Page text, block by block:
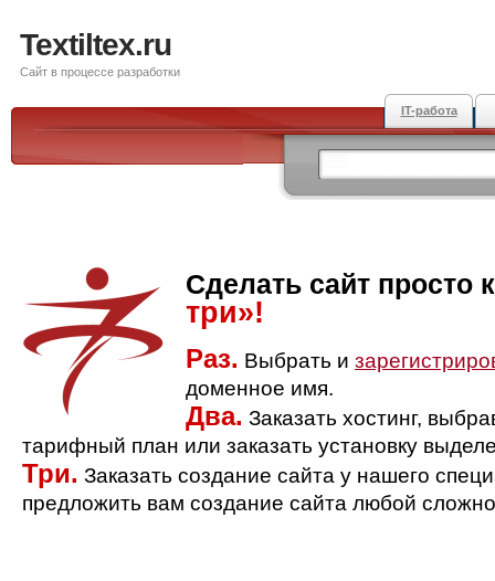
Textiltex.ru
Сайт в процессе разработки
IT-работа
Сделать сайт просто
три»!
Раз. Выбрать и
доменное имя.
Два. Заказать хостинг,
тарифный план или заказать установку
Три. Заказать создание сайта у нашего
предложить вам создание сайта любой